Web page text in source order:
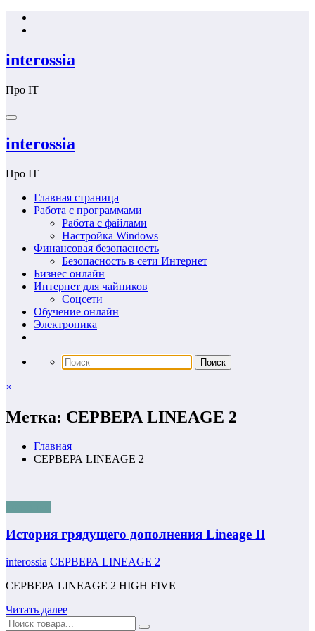
Перейти
interossia
Про IT
interossia
Про IT
Главная страница
Работа с программами
Работа с файлами
Настройка Windows
Финансовая безопасность
Безопасность в сети Интернет
Бизнес онлайн
Интернет для чайников
Соцсети
Обучение онлайн
Электроника
×
Метка: СЕРВЕРА LINEAGE 2
Главная
СЕРВЕРА LINEAGE 2
История грядущего дополнения Lineage II
interossia СЕРВЕРА LINEAGE 2
СЕРВЕРА LINEAGE 2 HIGH FIVE
Читать далее